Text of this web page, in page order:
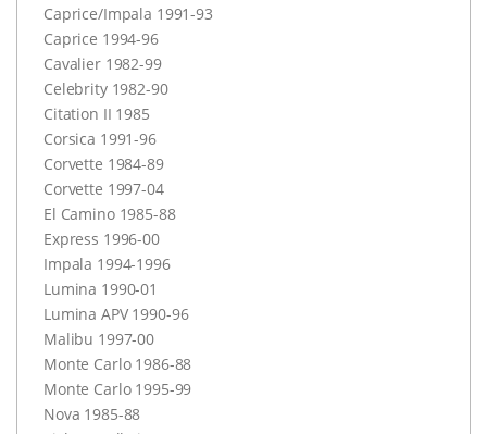
Caprice/Impala 1991-93
Caprice 1994-96
Cavalier 1982-99
Celebrity 1982-90
Citation II 1985
Corsica 1991-96
Corvette 1984-89
Corvette 1997-04
El Camino 1985-88
Express 1996-00
Impala 1994-1996
Lumina 1990-01
Lumina APV1990-96
Malibu 1997-00
Monte Carlo 1986-88
Monte Carlo 1995-99
Nova 1985-88